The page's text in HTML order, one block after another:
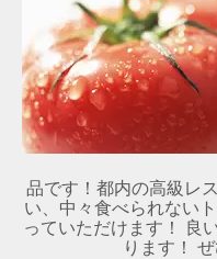
品です！都内の高級レ
い、中々食べられない
っていただけます！ 良
ります！